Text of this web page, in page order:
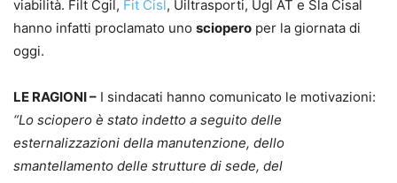
viabilità. Filt Cgil, Fit Cisl, Uiltrasporti, Ugl AT e Sla Cisal
hanno infatti proclamato uno sciopero per la giornata di
oggi.
LE RAGIONI – I sindacati hanno comunicato le motivazioni:
“Lo sciopero è stato indetto a seguito delle
esternalizzazioni della manutenzione, dello
smantellamento delle strutture di sede, del